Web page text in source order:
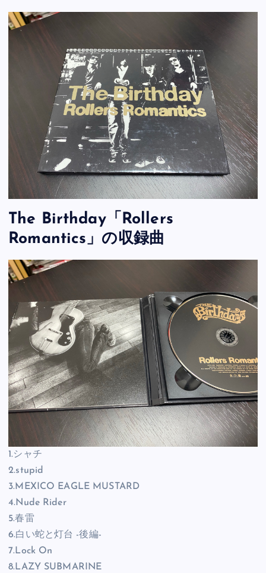
The Birthday「Rollers
Romantics」の収録曲
1.シャチ
2.stupid
3.MEXICO EAGLE MUSTARD
4.Nude Rider
5.春雷
6.白い蛇と灯台 -後編-
7.Lock On
8.LAZY SUBMARINE